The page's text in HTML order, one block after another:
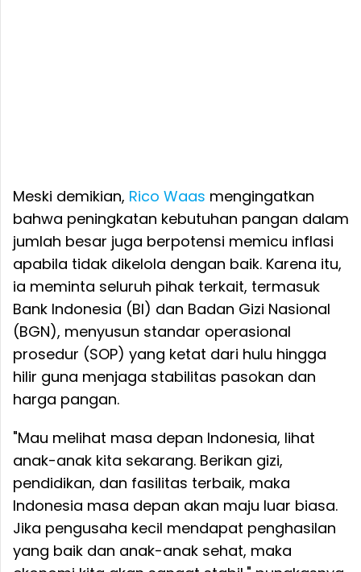
Meski demikian, Rico Waas mengingatkan
bahwa peningkatan kebutuhan pangan dalam
jumlah besar juga berpotensi memicu inflasi
apabila tidak dikelola dengan baik. Karena itu,
ia meminta seluruh pihak terkait, termasuk
Bank Indonesia (BI) dan Badan Gizi Nasional
(BGN), menyusun standar operasional
prosedur (SOP) yang ketat dari hulu hingga
hilir guna menjaga stabilitas pasokan dan
harga pangan.
"Mau melihat masa depan Indonesia, lihat
anak-anak kita sekarang. Berikan gizi,
pendidikan, dan fasilitas terbaik, maka
Indonesia masa depan akan maju luar biasa.
Jika pengusaha kecil mendapat penghasilan
yang baik dan anak-anak sehat, maka